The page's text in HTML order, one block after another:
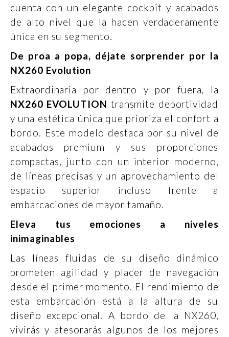
cuenta con un elegante cockpit y acabados
de alto nivel que la hacen verdaderamente
única en su segmento.
De proa a popa, déjate sorprender por la
NX260 Evolution
Extraordinaria por dentro y por fuera, la
NX260 EVOLUTION transmite deportividad
y una estética única que prioriza el confort a
bordo. Este modelo destaca por su nivel de
acabados premium y sus proporciones
compactas, junto con un interior moderno,
de líneas precisas y un aprovechamiento del
espacio superior incluso frente a
embarcaciones de mayor tamaño.
Eleva tus emociones a niveles
inimaginables
Las líneas fluidas de su diseño dinámico
prometen agilidad y placer de navegación
desde el primer momento. El rendimiento de
esta embarcación está a la altura de su
diseño excepcional. A bordo de la NX260,
vivirás y atesorarás algunos de los mejores